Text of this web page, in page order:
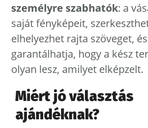
személyre szabhatók: a
saját fényképeit,
elhelyezhet rajta szöveget,
garantálhatja, hogy a kész
olyan lesz, amilyet elképzelt.
Miért jó választás
ajándéknak?